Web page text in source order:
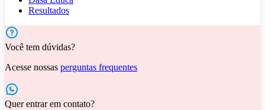
Resultados
Você tem dúvidas?
Acesse nossas perguntas frequentes
Quer entrar em contato?